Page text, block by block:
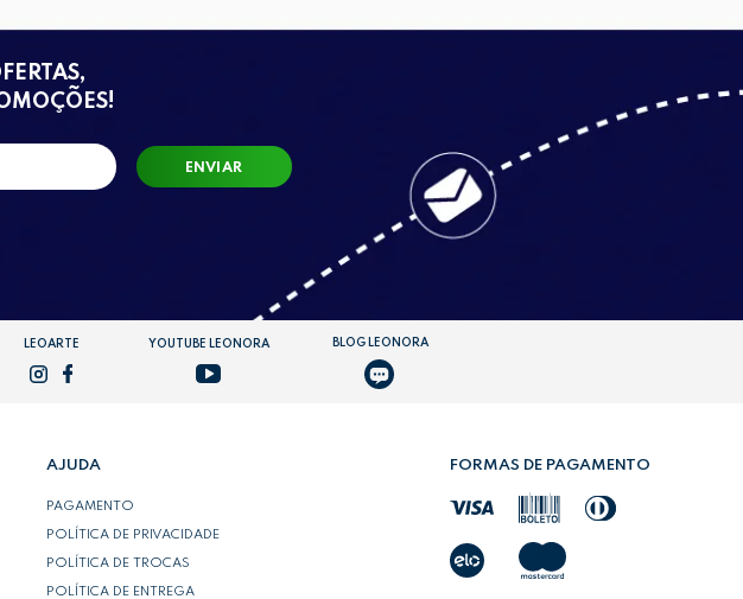
ENVIAR
LEOARTE YOUTUBE LEONORA BLOG LEONORA
AJUDA
PAGAMENTO
POLÍTICA DE PRIVACIDADE
POLÍTICA DE TROCAS
POLÍTICA DE ENTREGA
FORMAS DE PAGAMENTO